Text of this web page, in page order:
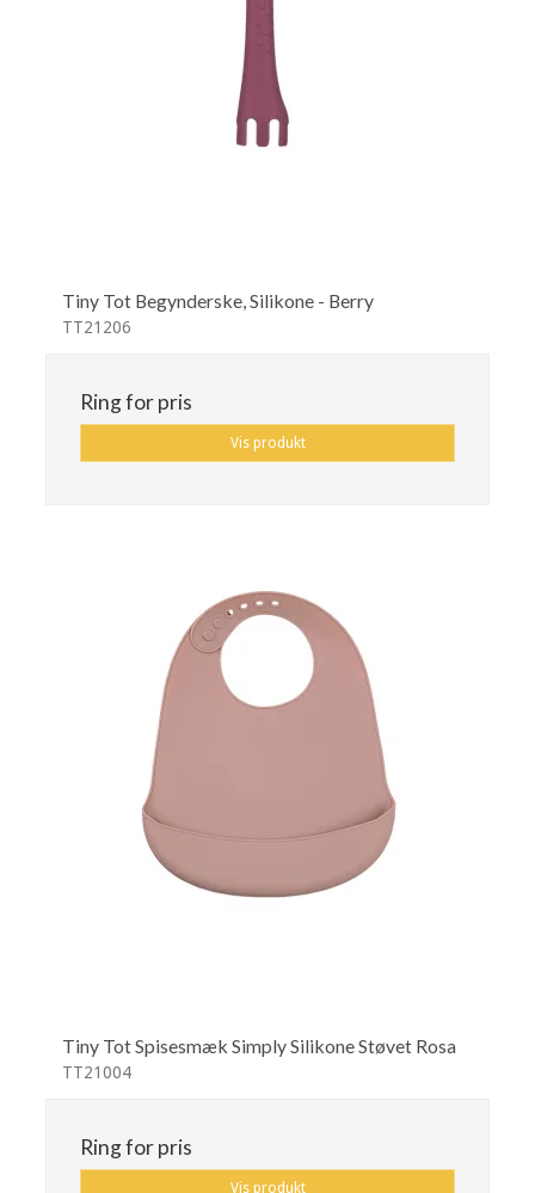
Tiny Tot Begynderske, Silikone - Berry
TT21206
Ring for pris
Vis produkt
Tiny Tot Spisesmæk Simply Silikone Støvet Rosa
TT21004
Ring for pris
Vis produkt